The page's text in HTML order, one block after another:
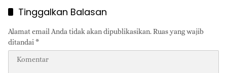
Tinggalkan Balasan
Alamat email Anda tidak akan dipublikasikan.Ruas yang wajib
ditandai *